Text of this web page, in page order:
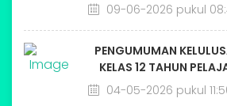
09-06-2026 pukul
PENGUMUMAN
KELAS 12 TAHUN
04-05-2026 pukul